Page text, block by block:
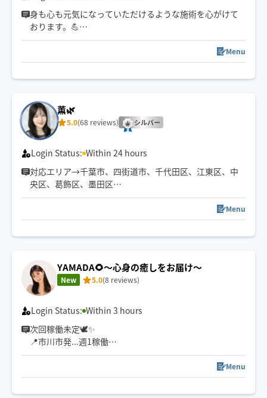
明日からもまた頑張れますように🌿
お日にち・お時間のご相談は
身も心も元気になっていただけるような施術を心がけて
おります。💪
オイルトリートメントが得意です！🙋‍♀️
ビューティーサロン、リラクゼーションサロンでの経験
をいかし、柔軟な施術をご提供いたします。
週に2、3回夜🌉からのスケジュールになりますが、みな
Menu
薫🌿
5.0(68 reviews) シルバー
Login Status: Within 24 hours
対応エリア→千葉市、四街道市、千代田区、江東区、中
央区、葛飾区、墨田区
その他のエリアやご希望の日時がある方は、事前に調整
できる場合もありますのでチャットでご相談ください🌷
"また明日から頑張れる"をモットーに
Menu
YAMADA🌻〜心身の癒しをお届け〜
New 5.0(8 reviews)
Login Status: Within 3 hours
次回稼働未定🕊️✨
📍市川市発...週1稼働
対応エリア⇨総武線🚃:飯田橋駅↔津田沼駅
⚠️対応エリア外は必ずリクエスト前にメッセージをお願
いいたします🌱
時間調整、空き確認はお問い合わせ下さい😊
Menu